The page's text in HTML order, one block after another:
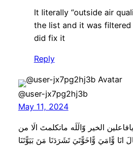
It literally “outside air
the list and it was
did fix it
Reply
@user-jx7pg2hj3b
May 11, 2024
الخير وّالَلَه ماتكلمتَ الَا من
وًّامَيَ وًّاخَوًّتَيَ تَشَرَدَنَا مَنَ بَيَوًّتَنَا